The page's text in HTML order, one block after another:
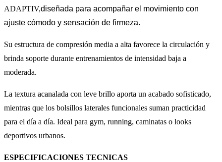
ADAPTIV,diseñada para acompañar el movimiento con
ajuste cómodo y sensación de firmeza.
Su estructura de compresión media a alta favorece la circulación y
brinda soporte durante entrenamientos de intensidad baja a
moderada.
La textura acanalada con leve brillo aporta un acabado sofisticado,
mientras que los bolsillos laterales funcionales suman practicidad
para el día a día. Ideal para gym, running, caminatas o looks
deportivos urbanos.
ESPECIFICACIONES TECNICAS